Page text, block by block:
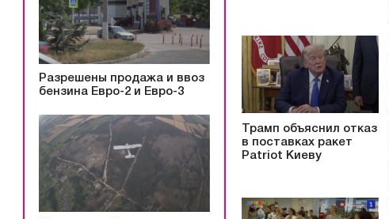
Разрешены продажа и ввоз
бензина Евро-2 и Евро-3
Трамп объяснил отказ
в поставках ракет
Patriot Киеву